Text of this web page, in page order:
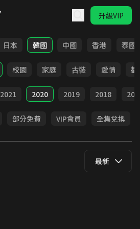
升級VIP
日本 韓國 中國 香港 泰國
校園 家庭 古裝 愛情 都
2021 2020 2019 2018
部分免費 VIP會員 全集兌換
最新